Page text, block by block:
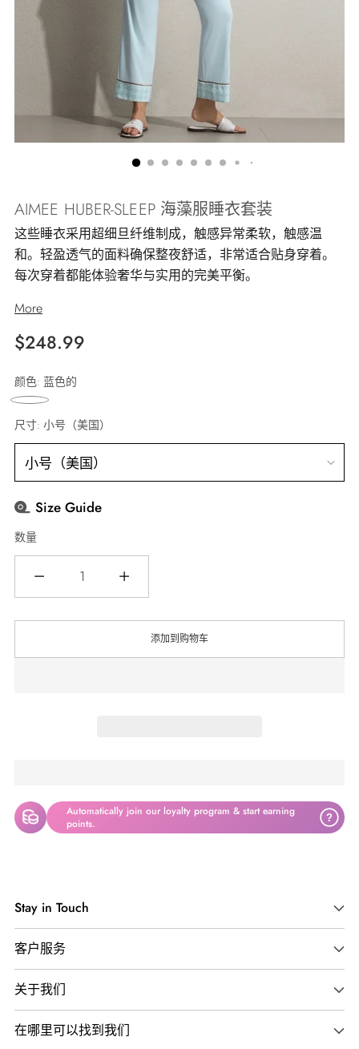
AIMEE HUBER-SLEEP 海藻服睡衣套装
这些睡衣采用超细旦纤维制成，触感异常柔软，触感温
和。轻盈透气的面料确保整夜舒适，非常适合贴身穿着。
每次穿着都能体验奢华与实用的完美平衡。
More
正
常
价
格
$248.99
颜色: 蓝色的
尺寸: 小号（美国）
Size Guide
数量
添加到购物车
Automatically join our loyalty program & start earning
points.
?
品
添
加
到
您
的
购
Stay in Touch
客户服务
关于我们
在哪里可以找到我们